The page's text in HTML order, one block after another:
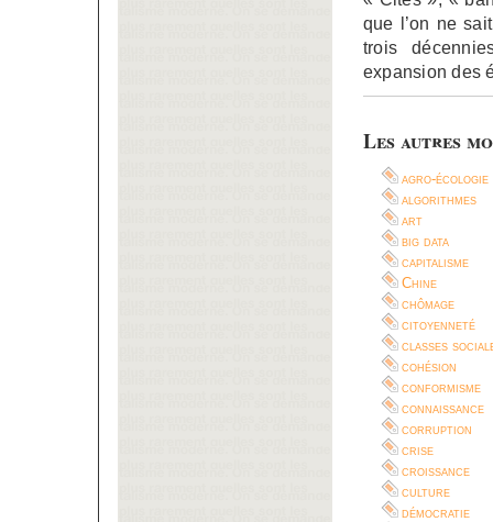
que l’on ne
trois
expansion des
Les autres
agro-écologie
algorithmes
art
big data
capitalisme
Chine
chômage
citoyenneté
classes
cohésion
conformisme
connaissance
corruption
crise
croissance
culture
démocratie